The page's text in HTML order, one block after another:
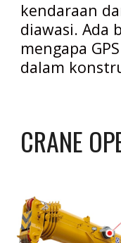
kendaraan
diawasi. Ada
mengapa
dalam
CRANE